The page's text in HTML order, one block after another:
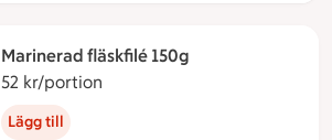
Marinerad fläskfilé 150g
52 kr/portion
Lägg till